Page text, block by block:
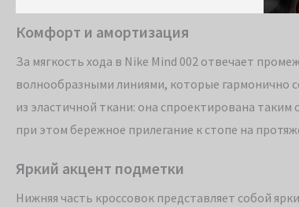
Комфорт и амортизация
За мягкость хода в Nike Mind 002 отвечает
волнообразными линиями, которые гармонично
из эластичной ткани: она спроектирована
при этом бережное прилегание к стопе на
Яркий акцент подметки
Нижняя часть кроссовок представляет собой